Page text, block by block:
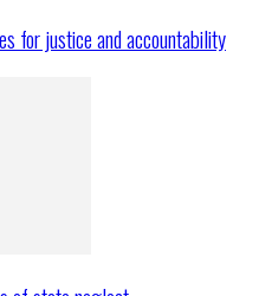
for justice and accountability